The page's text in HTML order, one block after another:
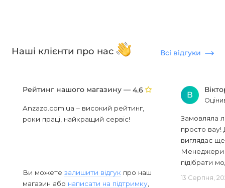
Наші клієнти про нас Всі відгуки
Рейтинг нашого магазину — 4.6
Anzazo.com.ua – високий рейтинг,
роки праці, найкращий сервіс!
Ви можете залишити відгук про наш
магазин або написати на підтримку
В
Замовляла
просто вау!
виглядає
Менеджери
підібрати
13 Серпня,